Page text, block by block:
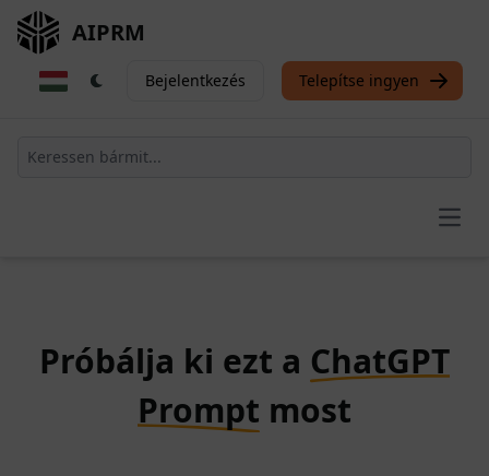
AIPRM
Bejelentkezés Telepítse ingyen
Próbálja ki ezt a ChatGPT
Prompt most